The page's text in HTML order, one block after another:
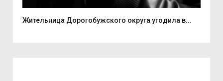
Жительница Дорогобужского округа угодила в...